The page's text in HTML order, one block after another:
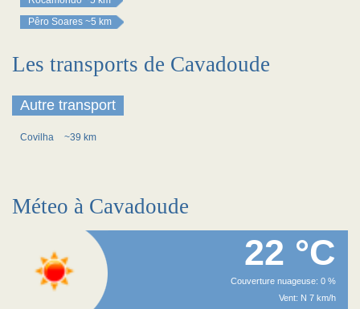
Pêro Soares ~5 km
Les transports de Cavadoude
Autre transport
Covilha ~39 km
Méteo à Cavadoude
22 °C
Couverture nuageuse: 0 %
Vent: N 7 km/h